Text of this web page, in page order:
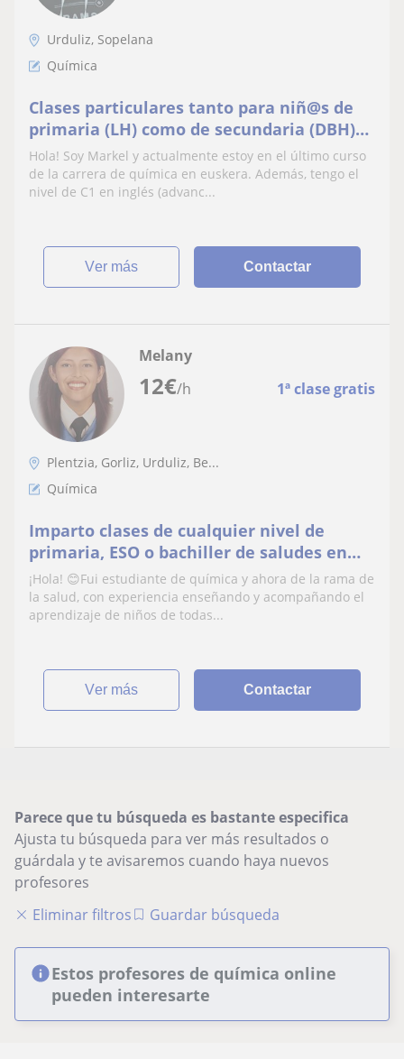
Urduliz, Sopelana
Química
Clases particulares tanto para niñ@s de
primaria (LH) como de secundaria (DBH)
de todas las asignaturas
Hola! Soy Markel y actualmente estoy en el último curso
de la carrera de química en euskera. Además, tengo el
nivel de C1 en inglés (advanc...
ver más Contactar
12€/h 1ª clase gratis
Melany
Plentzia, Gorliz, Urduliz, Be...
Química
Imparto clases de cualquier nivel de
primaria, ESO o bachiller de saludes en
eus/cast/ing
¡Hola! 😊Fui estudiante de química y ahora de la rama de
la salud, con experiencia enseñando y acompañando el
aprendizaje de niños de todas...
ver más Contactar
Parece que tu búsqueda es bastante especifica
Ajusta tu búsqueda para ver más resultados o
guárdala y te avisaremos cuando haya nuevos
profesores
Eliminar filtros
Guardar búsqueda
Estos profesores de química online
pueden interesarte